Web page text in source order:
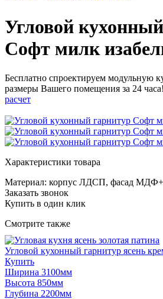
Угловой
Софт милк
Бесплатно спроектируем модульную
размеры Вашего помещения за 24 часа!
расчет
Характеристики товара
Материал: корпус ЛДСП, фасад
Заказать звонок
Купить в один клик
Смотрите также
Угловой кухонный гарнитур ясень
Купить
Ширина 3100мм
Высота 850мм
Глубина 2200мм